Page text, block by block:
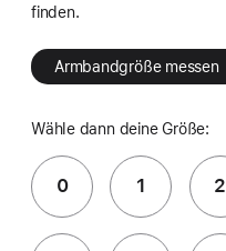
finden.
Armbandgröße messen
Wähle dann deine Größe:
0 1 2